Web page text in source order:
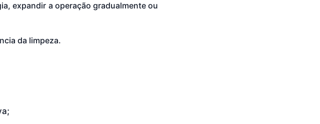
expandir a operação gradualmente ou
da limpeza.